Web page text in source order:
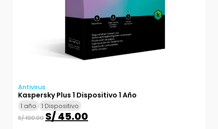
Antivirus
Kaspersky Plus 1 Dispositivo 1 Año
1 año 1 Dispositivo
S/100.00 S/45.00